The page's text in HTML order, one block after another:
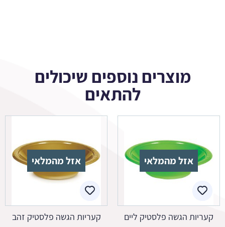
מוצרים נוספים שיכולים
להתאים
אזל מהמלאי
קעריות הגשה פלסטיק ליים
אזל מהמלאי
קעריות הגשה פלסטיק זהב